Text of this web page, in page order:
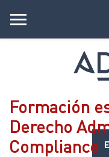
Salta al contenido principal
PANEL LATERAL
Formación
Derecho
Compliance